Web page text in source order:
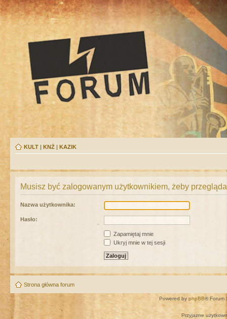
KULT | KNŻ | KAZIK
Musisz być zalogowanym użytkownikiem, żeby
Nazwa użytkownika:
Hasło:
Zapamiętaj mnie
Ukryj mnie w tej sesji
Strona główna forum
Powered by phpBB® Forum
Przyjazne